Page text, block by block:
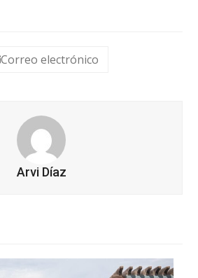
Correo electrónico
Arvi Díaz